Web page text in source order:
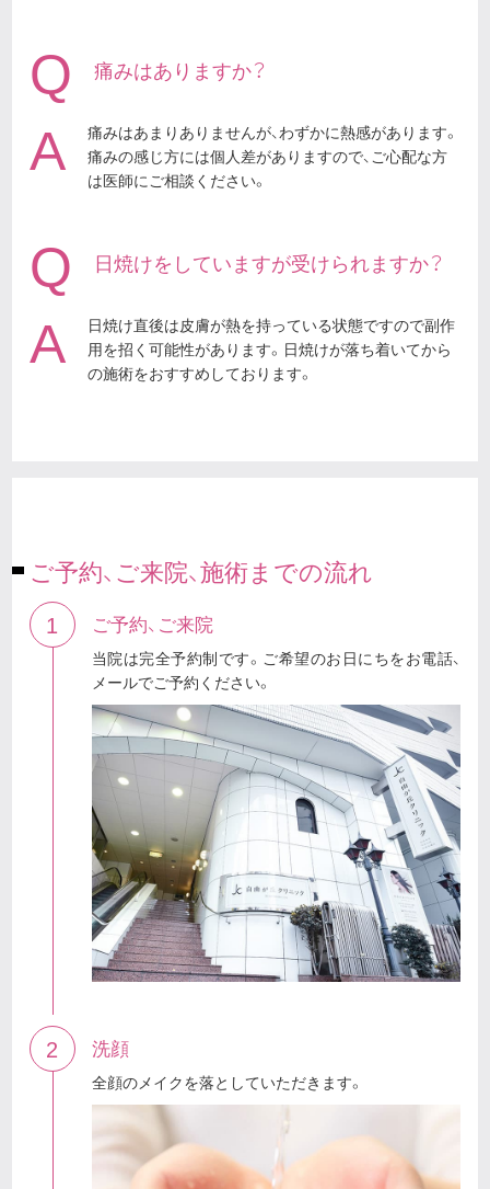
Q 痛みはありますか？
A
痛みはあまりありませんが、わずかに熱感があります。
痛みの感じ方には個人差がありますので、ご心配な方
は医師にご相談ください。
Q 日焼けをしていますが受けられますか？
A
日焼け直後は皮膚が熱を持っている状態ですので副作
用を招く可能性があります。日焼けが落ち着いてから
の施術をおすすめしております。
ご予約、ご来院、施術までの流れ
1 ご予約、ご来院
当院は完全予約制です。ご希望のお日にちをお電話、
メールでご予約ください。
2 洗顔
全顔のメイクを落としていただきます。